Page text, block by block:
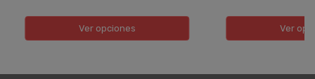
Ver opciones Ver